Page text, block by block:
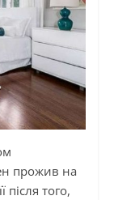
прожив на
після того,